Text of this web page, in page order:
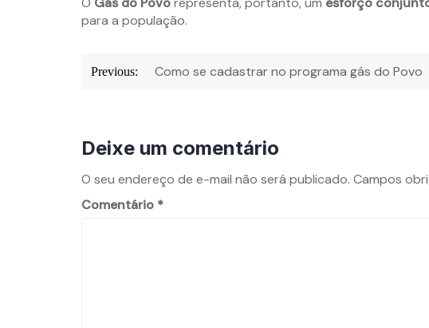
para a população.
Previous: Como se cadastrar no programa gás do Povo
Deixe um comentário
O seu endereço de e-mail não será publicado. Campos
Comentário *